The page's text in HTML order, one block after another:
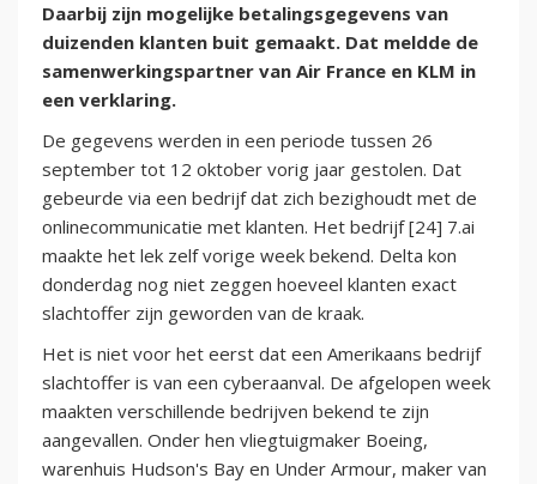
Daarbij zijn mogelijke betalingsgegevens van
duizenden klanten buit gemaakt. Dat meldde de
samenwerkingspartner van Air France en KLM in
een verklaring.
De gegevens werden in een periode tussen 26
september tot 12 oktober vorig jaar gestolen. Dat
gebeurde via een bedrijf dat zich bezighoudt met de
onlinecommunicatie met klanten. Het bedrijf [24] 7.ai
maakte het lek zelf vorige week bekend. Delta kon
donderdag nog niet zeggen hoeveel klanten exact
slachtoffer zijn geworden van de kraak.
Het is niet voor het eerst dat een Amerikaans bedrijf
slachtoffer is van een cyberaanval. De afgelopen week
maakten verschillende bedrijven bekend te zijn
aangevallen. Onder hen vliegtuigmaker Boeing,
warenhuis Hudson's Bay en Under Armour, maker van